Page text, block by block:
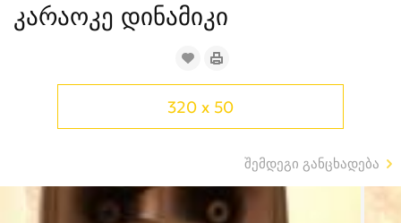
კარაოკე დინამიკი
320 x 50
შემდეგი განცხადება